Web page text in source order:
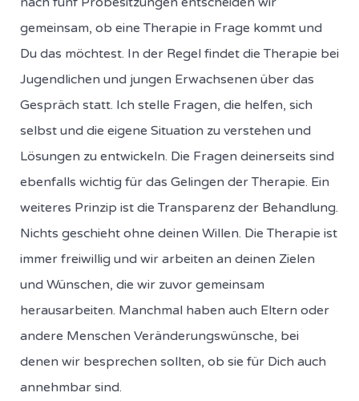
gemeinsam, ob eine Therapie in Frage kommt und
Du das möchtest. In der Regel findet die Therapie bei
Jugendlichen und jungen Erwachsenen über das
Gespräch statt. Ich stelle Fragen, die helfen, sich
selbst und die eigene Situation zu verstehen und
Lösungen zu entwickeln. Die Fragen deinerseits sind
ebenfalls wichtig für das Gelingen der Therapie. Ein
weiteres Prinzip ist die Transparenz der Behandlung.
Nichts geschieht ohne deinen Willen. Die Therapie ist
immer freiwillig und wir arbeiten an deinen Zielen
und Wünschen, die wir zuvor gemeinsam
herausarbeiten. Manchmal haben auch Eltern oder
andere Menschen Veränderungswünsche, bei
denen wir besprechen sollten, ob sie für Dich auch
annehmbar sind.